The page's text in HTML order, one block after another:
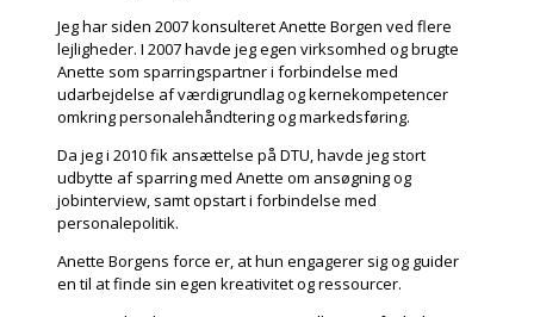
Jeg har siden 2007 konsulteret Anette Borgen ved flere
lejligheder. I 2007 havde jeg egen virksomhed og brugte
Anette som sparringspartner i forbindelse med
udarbejdelse af værdigrundlag og kernekompetencer
omkring personalehåndtering og markedsføring.
Da jeg i 2010 fik ansættelse på DTU, havde jeg stort
udbytte af sparring med Anette om ansøgning og
jobinterview, samt opstart i forbindelse med
personalepolitik.
Anette Borgens force er, at hun engagerer sig og guider
en til at finde sin egen kreativitet og ressourcer.